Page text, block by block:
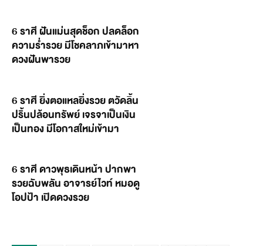
6 ราศี ฝันแม่นสุดช็อก ปลดล็อก
ความร่ำรวย มีโชคลาภเข้ามาหา
ดวงฝันพารวย
6 ราศี ยิ่งตอแหลยิ่งรวย ตวัดลิ้น
ปริ้นปล้อนทรัพย์ เจรจาเป็นเงิน
เป็นทอง มีโอกาสใหม่เข้ามา
6 ราศี ดาวพุธเดินหน้า ปากพา
รวยฉับพลัน อาจารย์ไวท์ หมอดู
โอปป้า เปิดดวงรวย